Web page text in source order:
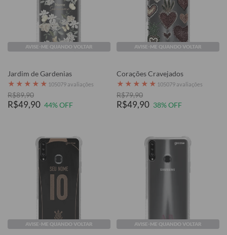
AVISE-ME QUANDO VOLTAR
Jardim de Gardenias
★ ★ ★ ★ ★ 105079 avaliações
R$89,90
R$49,90 44% OFF
AVISE-ME QUANDO VOLTAR
Corações Cravejados
★ ★ ★ ★ ★ 105079 avaliações
R$79,90
R$49,90 38% OFF
AVISE-ME QUANDO VOLTAR AVISE-ME QUANDO VOLTAR